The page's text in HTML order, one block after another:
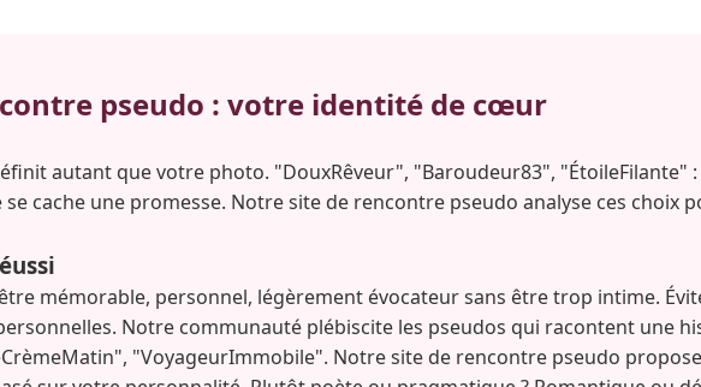
pseudo : votre identité de cœur
autant que votre photo. "DouxRêveur", "Baroudeur83", "ÉtoileFilante"
cache une promesse. Notre site de rencontre pseudo analyse ces choix
mémorable, personnel, légèrement évocateur sans être trop intime.
Notre communauté plébiscite les pseudos qui racontent une
"VoyageurImmobile". Notre site de rencontre pseudo